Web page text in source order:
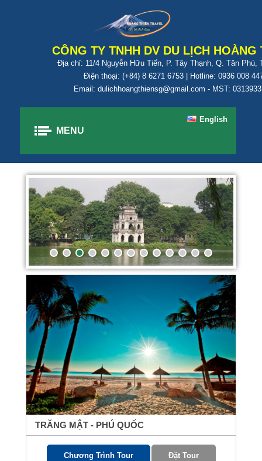
CÔNG TY TNHH DV DU LỊCH HOÀNG
Địa chỉ: 11/4 Nguyễn Hữu Tiến, P. Tây Thạnh, Q. Tân Phú,
Điện thoại: (+84) 8 6271 6753 | Hotline: 0936 008
Email: dulichhoangthiensg@gmail.com - MST:
MENU
English
TRĂNG MẬT - PHÚ QUỐC
Chương Trình Tour Đặt Tour